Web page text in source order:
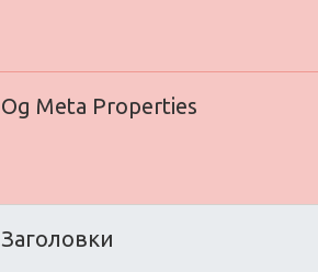
Og Meta Properties
Заголовки